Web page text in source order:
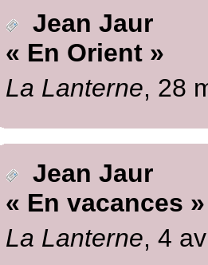
Jean Jaur
« En Orient »
La Lanterne, 28
Jean Jaur
« En vacances »
La Lanterne, 4